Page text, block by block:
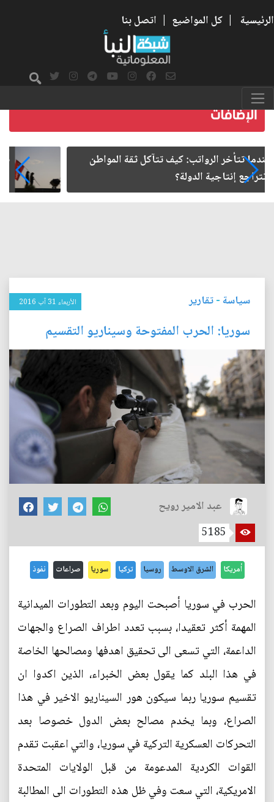
الرئيسية | كل المواضيع | اتصل بنا
صمت الطريق بعد الأربعين
سياسة-تقارير الأربعاء 31 آب 2016
سوريا: الحرب المفتوحة وسيناريو التقسيم
عبد الامير رويح
5185
أمريكا الشرق الاوسط روسيا تركيا سوريا صراعات نفوذ
الحرب في سوريا أصبحت اليوم وبعد التطورات الميدانية
المهمة أكثر تعقيدا، بسبب تعدد اطراف الصراع والجهات
الداعمة، التي تسعى الى تحقيق اهدفها ومصالحها الخاصة
في هذا البلد كما يقول بعض الخبراء، الذين اكدوا ان
تقسيم سوريا ربما سيكون هور السيناريو الاخير في هذا
الصراع، وبما يخدم مصالح بعض الدول خصوصا بعد
التحركات العسكرية التركية في سوريا، والتي اعقبت تقدم
القوات الكردية المدعومة من قبل الولايات المتحدة
الامريكية، التي سعت وفي ظل هذه التطورات الى المطالبة